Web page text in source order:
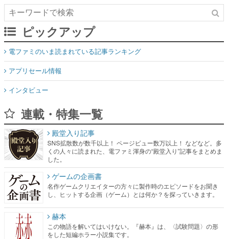
ピックアップ
電ファミのいま読まれている記事ランキング
アプリセール情報
インタビュー
連載・特集一覧
殿堂入り記事
SNS拡散数が数千以上！ ページビュー数万以上！ などなど。多
くの人々に読まれた、電ファミ渾身の“殿堂入り”記事をまとめま
した。
ゲームの企画書
名作ゲームクリエイターの方々に製作時のエピソードをお聞き
し、ヒットする企画（ゲーム）とは何か？を探っていきます。
赫本
この物語を解いてはいけない。『赫本』は、〈試験問題〉の形
をした短編ホラー小説集です。